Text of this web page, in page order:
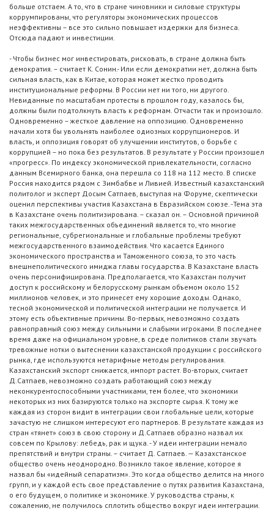
больше отстаем. А то, что в стране чиновники и силовые структуры
коррумпированы, что регуляторы экономических процессов
неэффективны – все это сильно повышает издержки для бизнеса.
Отсюда падают и инвестиции.
- Чтобы бизнес мог инвестировать, рисковать, в стране должна быть
демократия. – считает К. Сонин.- Или если демократии нет, должна быть
сильная власть, как в Китае, которая может жестко проводить
институциональные реформы. В России нет ни того, ни другого.
Невиданные по масштабам протесты в прошлом году, казалось бы,
должны были подтолкнуть власть к реформам. Отчасти так и произошло.
Одновременно – жесткое давление на оппозицию. Одновременно
начали хотя бы увольнять наиболее одиозных коррупционеров. И
власть, и оппозиция говорят об улучшении институтов, о борьбе с
коррупцией – но пока без результатов. В результате у России произошел
«прогресс». По индексу экономической привлекательности, согласно
данным Всемирного банка, она перешла со 118 на 112 место. В списке
Россия находится рядом с Зимбабве и Ливией. Известный казахстанский
политолог и эксперт Досым Сатпаев, выступая на Форуме, скептически
оценил перспективы участия Казахстана в Евразийском союзе. -Тема эта
в Казахстане очень политизирована. – сказал он. – Основной причиной
таких межгосударственных объединений является то, что многие
региональные, субрегиональные и глобальные проблемы требуют
межгосударственного взаимодействия. Что касается Единого
экономического пространства и Таможенного союза, то это часть
внешнеполитического имиджа главы государства. В Казахстане власть
очень персонифицирована. Предполагается, что Казахстан получит
доступ к российскому и белорусскому рынкам объемом около 152
миллионов человек, и это принесет ему хорошие доходы. Однако,
тесной экономической и политической интеграции не получается. И
этому есть объективные причины. Во-первых, невозможно создать
равноправный союз между сильными и слабыми игроками. В последнее
время даже на официальном уровне, в среде политиков стали звучать
тревожные нотки о вытеснении казахстанской продукции с российского
рынка, где используются нетарифные методы регулирования.
Казахстанский экспорт снижается, импорт растет. Во-вторых, считает
Д.Сатпаев, невозможно создать работающий союз между
неконкурентоспособными участниками, тем более, что экономики
некоторых из них базируются только на экспорте сырья. К тому же
каждая из сторон видит в интеграции свои глобальные цели, которые
зачастую не слишком интересуют его партнеров. В результате каждая из
стран «тянет» союз в свою сторону и Д.Сатпаев образно назвал их
совсем по Крылову: лебедь, рак и щука. - У идеи интеграции немало
препятствий и внутри страны. – считает Д. Сатпаев. — Казахстанское
общество очень неоднородно. Возникло такое явление, которое я
назвал бы «идейный сепаратизм». Это когда общество делится на много
групп, и у каждой есть свое представление о путях развития Казахстана,
о его будущем, о политике и экономике. У руководства страны, к
сожалению, не получилось сплотить общество вокруг идеи интеграции.